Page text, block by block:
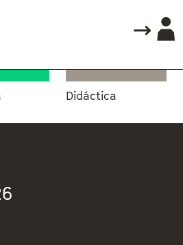
Didáctica